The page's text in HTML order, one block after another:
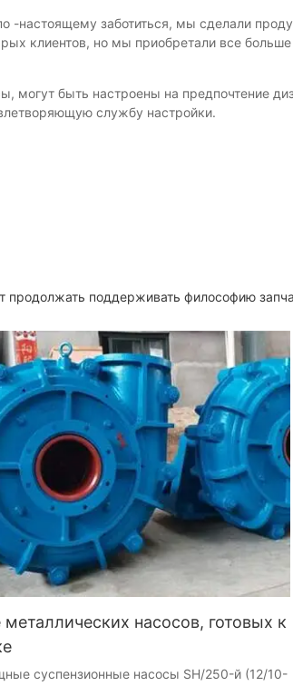
-настоящему заботиться, мы сделали
клиентов, но мы приобретали все
могут быть настроены на предпочтение
службу настройки.
поддерживать философию
насосов, готовых к
суспензионные насосы SH/250-й (12/10-